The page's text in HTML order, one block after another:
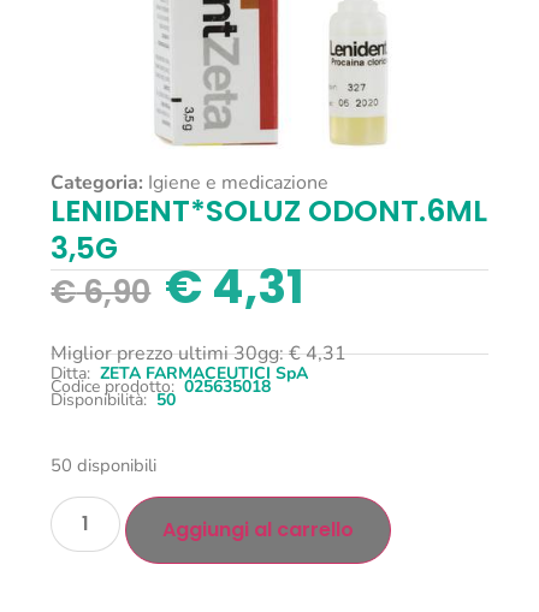
Categoria: Igiene e medicazione
LENIDENT*SOLUZ ODONT.6ML
3,5G
€6,90 €4,31
Miglior prezzo ultimi 30gg:€4,31
Ditta: ZETA FARMACEUTICI SpA
Codice prodotto: 025635018
Disponibilità: 50
50 disponibili
Aggiungi al carrello